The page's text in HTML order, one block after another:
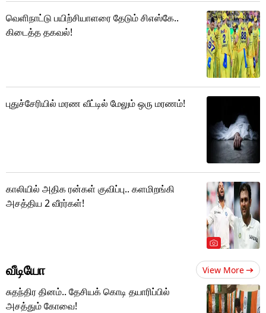
வெளிநாட்டு பயிற்சியாளரை தேடும் சிஎஸ்கே..
கிடைத்த தகவல்!
புதுச்சேரியில் மரண வீட்டில் மேலும் ஒரு மரணம்!
காலியில் அதிக ரன்கள் குவிப்பு.. களமிறங்கி
அசத்திய 2 வீரர்கள்!
வீடியோ View More
சுதந்திர தினம்.. தேசியக் கொடி தயாரிப்பில்
அசத்தும் கோவை!